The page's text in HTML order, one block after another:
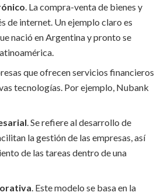
. La compra-venta de bienes y
de internet. Un ejemplo claro es
nació en Argentina y pronto se
que ofrecen servicios financieros
tecnologías. Por ejemplo, Nubank
. Se refiere al desarrollo de
la gestión de las empresas, así
de las tareas dentro de una
. Este modelo se basa en la